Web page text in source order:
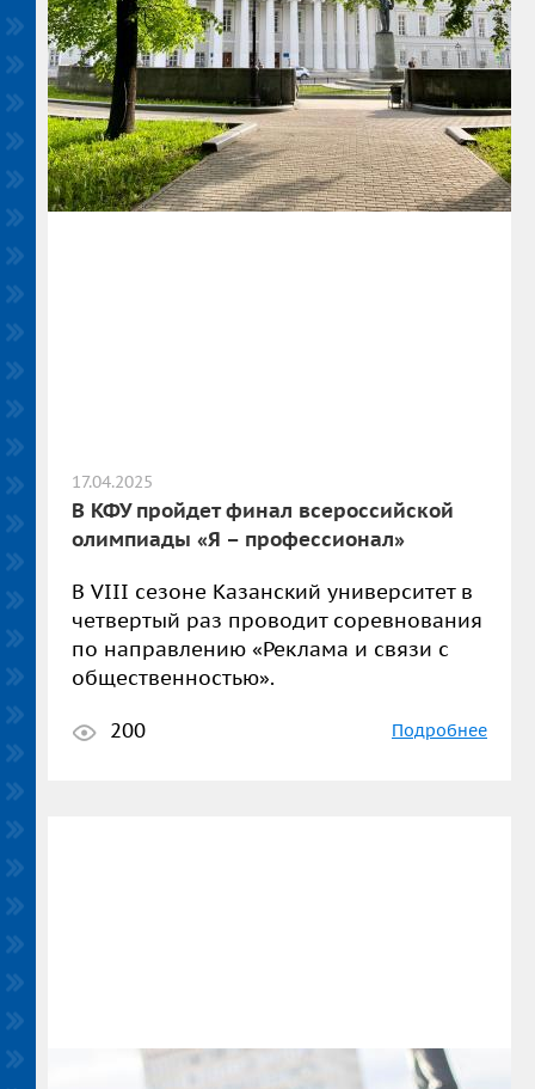
17.04.2025
В КФУ пройдет финал всероссийской
олимпиады «Я – профессионал»
В VIII сезоне Казанский университет в
четвертый раз проводит соревнования
по направлению «Реклама и связи с
общественностью».
200
Подробнее